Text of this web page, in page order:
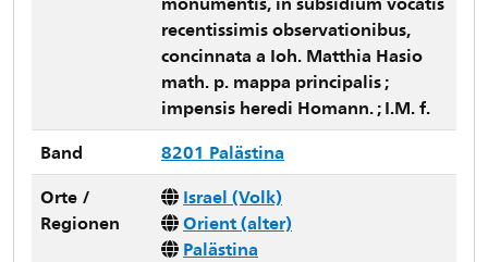
recentissimis observationibus,
concinnata a Ioh. Matthia Hasio
math. p. mappa principalis ;
impensis heredi Homann. ; I.M. f.
Band
8201 Palästina
Orte /
Regionen
Israel (Volk)
Orient (alter)
Palästina